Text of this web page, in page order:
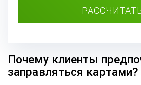
Почему клиенты
заправляться картами?